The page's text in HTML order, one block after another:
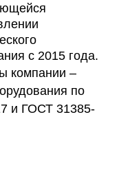
с 2015 года.
компании –
по
и ГОСТ 31385-